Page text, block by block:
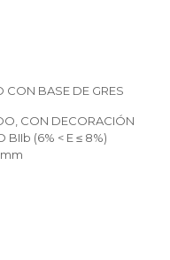
CON BASE DE GRES
CON DECORACIÓN
BIIb (6% < E ≤ 8%)